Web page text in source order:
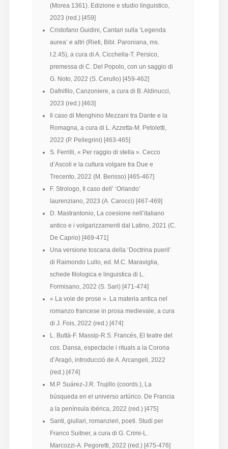
(Morea 1361). Edizione e studio linguistico,
2023 (red.) [459]
Cristofano Guidini, Cantari sulla ‘Legenda
aurea’ e altri (Rieti, Bibl. Paroniana, ms.
I.2.45), a cura di A. Cicchella-T. Persico,
premessa di C. Del Popolo, con un saggio di
G. Noto, 2022 (S. Cerullo) [459-462]
Dafnifilo, Canzoniere, a cura di B. Aldinucci,
2023 (red.) [463]
Il caso di Menghino Mezzani tra Dante e la
Romagna, a cura di L. Azzetta-M. Petoletti,
2022 (P. Pellegrini) [463-465]
S. Ferrilli, « Per raggio di stella ». Cecco
d’Ascoli e la cultura volgare tra Due e
Trecento, 2022 (M. Berisso) [465-467]
F. Strologo, Il caso dell’ ‘Orlando’
laurenziano, 2023 (A. Carocci) [467-469]
D. Mastrantonio, La coesione nell’italiano
antico e i volgarizzamenti dal Latino, 2021 (C.
De Caprio) [469-471]
Una versione toscana della ‘Doctrina pueril’
di Raimondo Lullo, ed. M.C. Maraviglia,
schede filologica e linguistica di L.
Formisano, 2022 (S. Sari) [471-474]
« La voie de prose ». La materia antica nel
romanzo francese in prosa medievale, a cura
di J. Fois, 2022 (red.) [474]
L. Buttà-F. Massip-R.S. Francés, El teatre del
cos. Dansa, espectacle i rituals a la Corona
d’Aragó, introducció de A. Arcangeli, 2022
(red.) [474]
M.P. Suárez-J.R. Trujillo (coords.), La
búsqueda en el universo artúrico. De Francia
a la península ibérica, 2022 (red.) [475]
Santi, giullari, romanzieri, poeti. Studi per
Franco Suitner, a cura di G. Crimi-L.
Marcozzi-A. Pegoretti, 2022 (red.) [475-476]